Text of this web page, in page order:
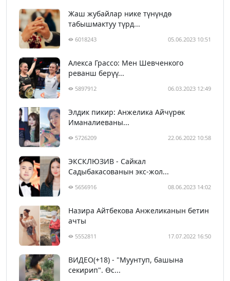
Жаш жубайлар нике түнүндө
табышмактуу түрд...
6018243 05.06.2023 10:51
Алекса Грассо: Мен Шевченкого
реванш берүү...
5897912 06.03.2023 12:49
Элдик пикир: Анжелика Айчүрөк
Иманалиеваны...
5726209 22.06.2022 10:58
ЭКСКЛЮЗИВ - Сайкал
Садыбакасованын экс-жол...
5656916 08.06.2023 14:02
Назира Айтбекова Анжеликанын бетин
ачты
5552811 17.07.2022 16:50
ВИДЕО(+18) - "Муунтуп, башына
секирип". Өс...